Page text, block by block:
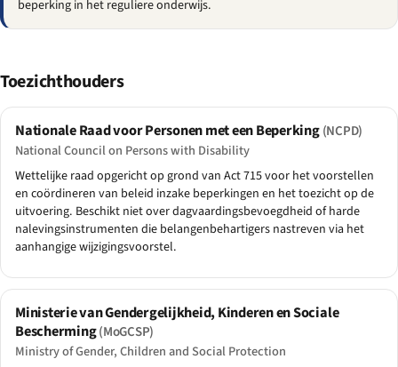
beperking in het reguliere onderwijs.
Toezichthouders
Nationale Raad voor Personen met een Beperking(NCPD)
National Council on Persons with Disability
Wettelijke raad opgericht op grond van Act 715 voor het voorstellen
en coördineren van beleid inzake beperkingen en het toezicht op de
uitvoering. Beschikt niet over dagvaardingsbevoegdheid of harde
nalevingsinstrumenten die belangenbehartigers nastreven via het
aanhangige wijzigingsvoorstel.
Ministerie van Gendergelijkheid, Kinderen en Sociale
Bescherming(MoGCSP)
Ministry of Gender, Children and Social Protection